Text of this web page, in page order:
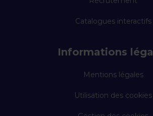
Catalogues interactifs
Informations
Mentions légales
Utilisation des cookies